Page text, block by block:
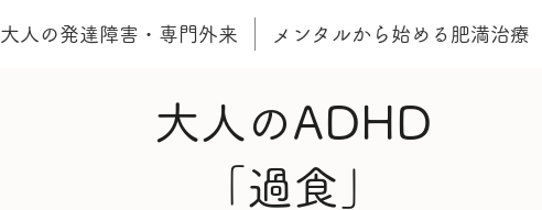
大人の発達障害・専門外来 メンタルから始める肥満治療
大人のADHD
​「過食」